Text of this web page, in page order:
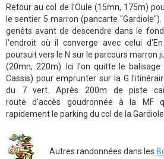
Retour au col de l'Oule (15mn, 175m)
le sentier 5 marron (pancarte
genêts avant de descendre dans le
l'endroit où il converge avec celui
poursuit vers le N sur le parcours marron
(20mn, 220m). Ici l'on quitte le
Cassis) pour emprunter sur la G
du 7 vert. Après 200m de piste
route d'accès goudronnée à la MF
rapidement le parking du col de la
Autres randonnées dans les